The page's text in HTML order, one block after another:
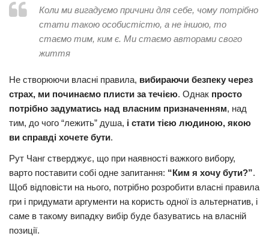
Коли ми вигадуємо причини для себе, чому потрібно
стати такою особистістю, а не іншою, то
стаємо тим, ким є. Ми стаємо авторами свого
життя
Не створюючи власні правила, вибираючи безпеку через
страх, ми починаємо плисти за течією. Однак просто
потрібно задуматись над власним призначенням, над
тим, до чого “лежить” душа, і стати тією людиною, якою
ви справді хочете бути.
Рут Чанг стверджує, що при наявності важкого вибору,
варто поставити собі одне запитання: “Ким я хочу бути?”.
Щоб відповісти на нього, потрібно розробити власні правила
гри і придумати аргументи на користь одної із альтернатив, і
саме в такому випадку вибір буде базуватись на власній
позиції.